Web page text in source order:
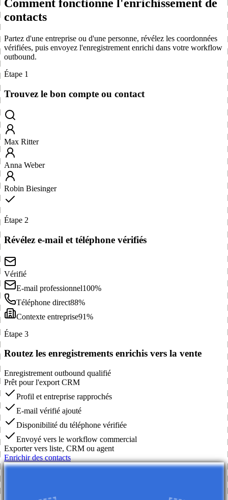
Comment fonctionne l'enrichissement de
contacts
Partez d'une entreprise ou d'une personne, révélez les coordonnées
vérifiées, puis envoyez l'enregistrement enrichi dans votre workflow
outbound.
Étape 1
Trouvez le bon compte ou contact
Max Ritter
Anna Weber
Robin Biesinger
Étape 2
Révélez e-mail et téléphone vérifiés
Vérifié
E-mail professionnel100%
Téléphone direct88%
Contexte entreprise91%
Étape 3
Routez les enregistrements enrichis vers la vente
Enregistrement outbound qualifié
Prêt pour l'export CRM
Profil et entreprise rapprochés
E-mail vérifié ajouté
Disponibilité du téléphone vérifiée
Envoyé vers le workflow commercial
Exporter vers liste, CRM ou agent
Enrichir des contacts